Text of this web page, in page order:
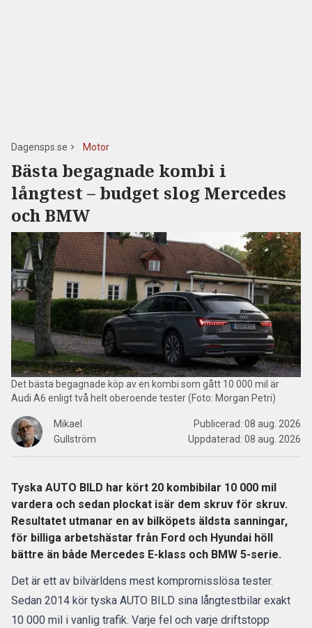
Dagensps.se Motor
Bästa begagnade kombi i
långtest – budget slog Mercedes
och BMW
Det bästa begagnade köp av en kombi som gått 10 000 mil är
Audi A6 enligt två helt oberoende tester (Foto: Morgan Petri)
Mikael
Gullström
Publicerad: 08 aug. 2026
Uppdaterad: 08 aug. 2026
Tyska AUTO BILD har kört 20 kombibilar 10 000 mil
vardera och sedan plockat isär dem skruv för skruv.
Resultatet utmanar en av bilköpets äldsta sanningar,
för billiga arbetshästar från Ford och Hyundai höll
bättre än både Mercedes E-klass och BMW 5-serie.
Det är ett av bilvärldens mest kompromisslösa tester.
Sedan 2014 kör tyska AUTO BILD sina långtestbilar exakt
10 000 mil i vanlig trafik. Varje fel och varje driftstopp